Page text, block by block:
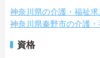
神奈川県の介護・福祉求
神奈川県秦野市の介護・
資格